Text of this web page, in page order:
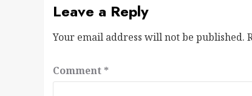
Leave a Reply
Your email address will not be published.
Comment *